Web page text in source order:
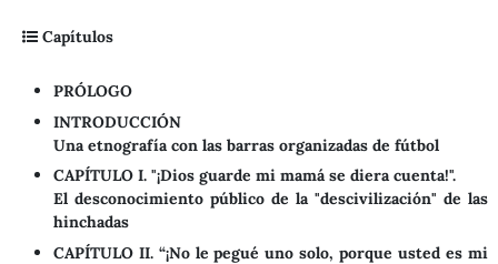
Capítulos
PRÓLOGO
INTRODUCCIÓN
Una etnografía con las barras organizadas de fútbol
CAPÍTULO I. "¡Dios guarde mi mamá se diera cuenta!".
El desconocimiento público de la "descivilización" de las
hinchadas
CAPÍTULO II. “¡No le pegué uno solo, porque usted es mi